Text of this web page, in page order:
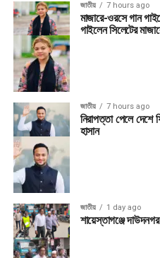
জাতীয় 7 hours ago
মাজারে-ওরসে গান
গাইলেন সিলেটের
জাতীয় 7 hours ago
নিরাপত্তা পেলে দেশে
হাসান
জাতীয় 1 day ago
শায়েস্তাগঞ্জে